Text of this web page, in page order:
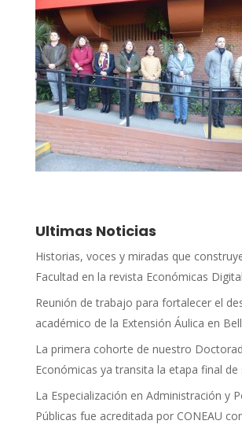
Ultimas Noticias
Historias, voces y miradas que
Facultad en la revista Económicas Digital
Reunión de trabajo para fortalecer el
académico de la Extensión Áulica en
La primera cohorte de nuestro
Económicas ya transita la etapa final
La Especialización en Administración y
Públicas fue acreditada por CONEAU